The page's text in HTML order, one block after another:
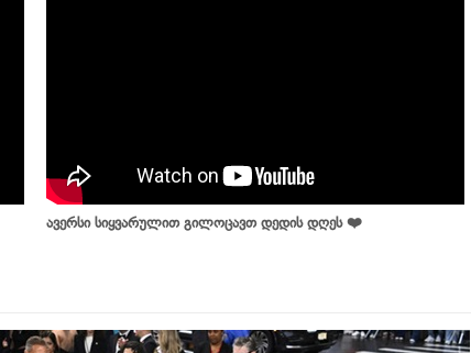
ავერსი სიყვარულით გილოცავთ დედის დღეს ❤️